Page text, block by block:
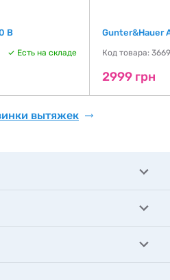
B
Есть на складе
Gunter&Hauer
Код товара:
2999 грн
вытяжек